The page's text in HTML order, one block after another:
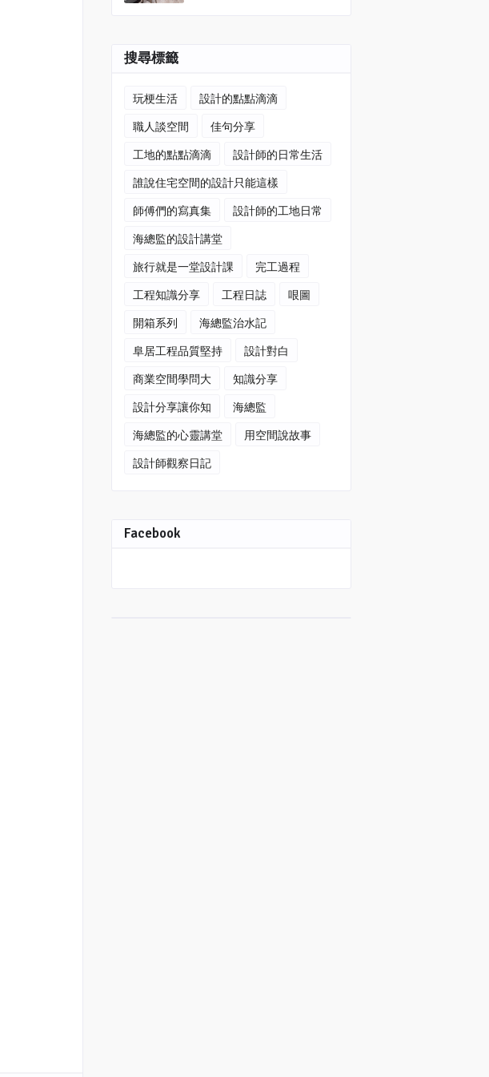
搜尋標籤
玩梗生活
設計的點點滴滴
職人談空間
佳句分享
工地的點點滴滴
設計師的日常生活
誰說住宅空間的設計只能這樣
師傅們的寫真集
設計師的工地日常
海總監的設計講堂
旅行就是一堂設計課
完工過程
工程知識分享
工程日誌
哏圖
開箱系列
海總監治水記
阜居工程品質堅持
設計對白
商業空間學問大
知識分享
設計分享讓你知
海總監
海總監的心靈講堂
用空間說故事
設計師觀察日記
Facebook